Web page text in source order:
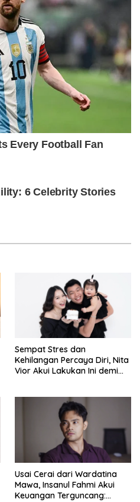
Sempat Stres dan
Kehilangan Percaya Diri, Nita
Vior Akui Lakukan Ini demi
Usai Cerai dari Wardatina
Mawa, Insanul Fahmi Akui
Keuangan Terguncang: